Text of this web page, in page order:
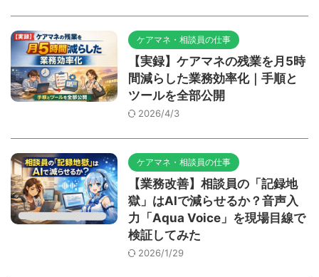
ケアマネ・相談員の仕事
【実録】ケアマネの残業を月5時
間減らした業務効率化｜手順と
ツールを全部公開
2026/4/3
ケアマネ・相談員の仕事
【業務改善】相談員の「記録地
獄」はAIで減らせるか？音声入
力「Aqua Voice」を現場目線で
検証してみた
2026/1/29